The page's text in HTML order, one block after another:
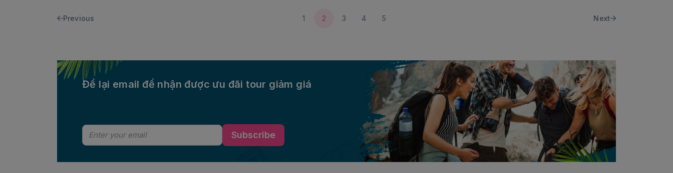
Previous 1 2 3 4 5 Next
Để lại email để nhận được ưu đãi tour giảm giá
Subscribe